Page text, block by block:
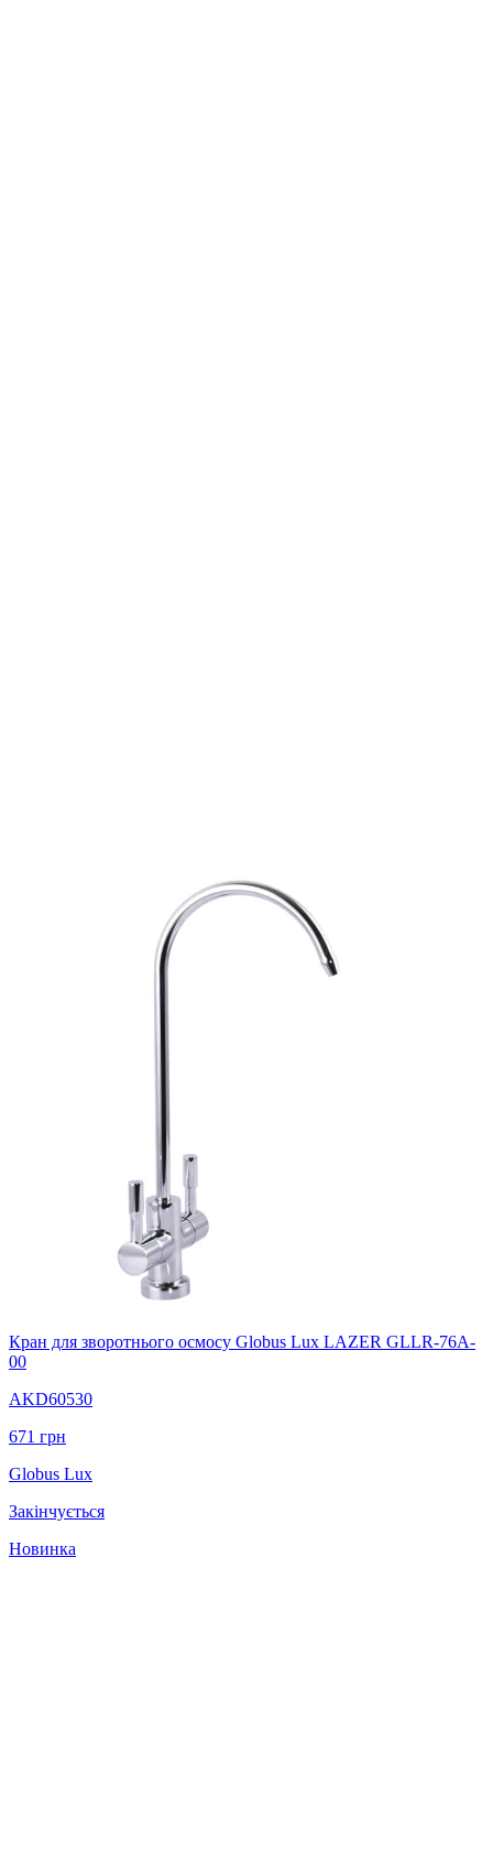
Кран для зворотнього осмосу Globus Lux LAZER GLLR-76A-
00
AKD60530
671 грн
Globus Lux
Закінчується
Новинка